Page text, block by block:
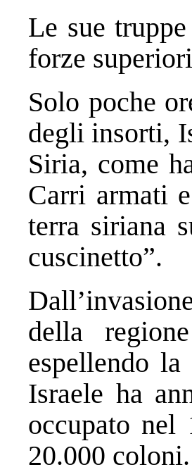
Le sue
forze
Solo poche
degli insorti,
Siria, come
Carri armati
terra siriana
cuscinetto”.
della
espellendo
Israele ha
occupato nel
20.000 coloni.